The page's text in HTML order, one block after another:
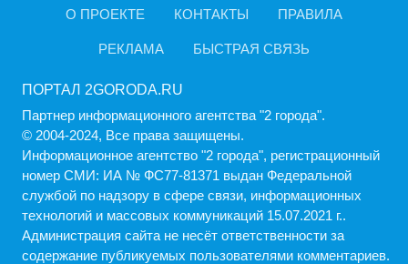
О ПРОЕКТЕ КОНТАКТЫ ПРАВИЛА
РЕКЛАМА БЫСТРАЯ СВЯЗЬ
ПОРТАЛ 2GORODA.RU
Партнер информационного агентства "2 города".
© 2004-2024, Все права защищены.
Информационное агентство "2 города", регистрационный
номер СМИ: ИА № ФС77-81371 выдан Федеральной
службой по надзору в сфере связи, информационных
технологий и массовых коммуникаций 15.07.2021 г..
Администрация cайта не несёт ответственности за
содержание публикуемых пользователями комментариев.